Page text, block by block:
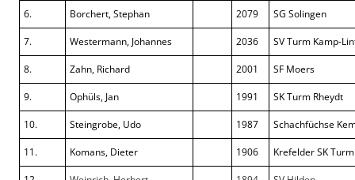
6. Borchert, Stephan 2079 SG Solingen
7. Westermann, Johannes 2036 SV Turm Kamp-
8. Zahn, Richard 2001 SF Moers
9. Ophüls, Jan 1991 SK Turm Rheydt
10. Steingrobe, Udo 1987 Schachfüchse
11. Komans, Dieter 1906 Krefelder SK Turm